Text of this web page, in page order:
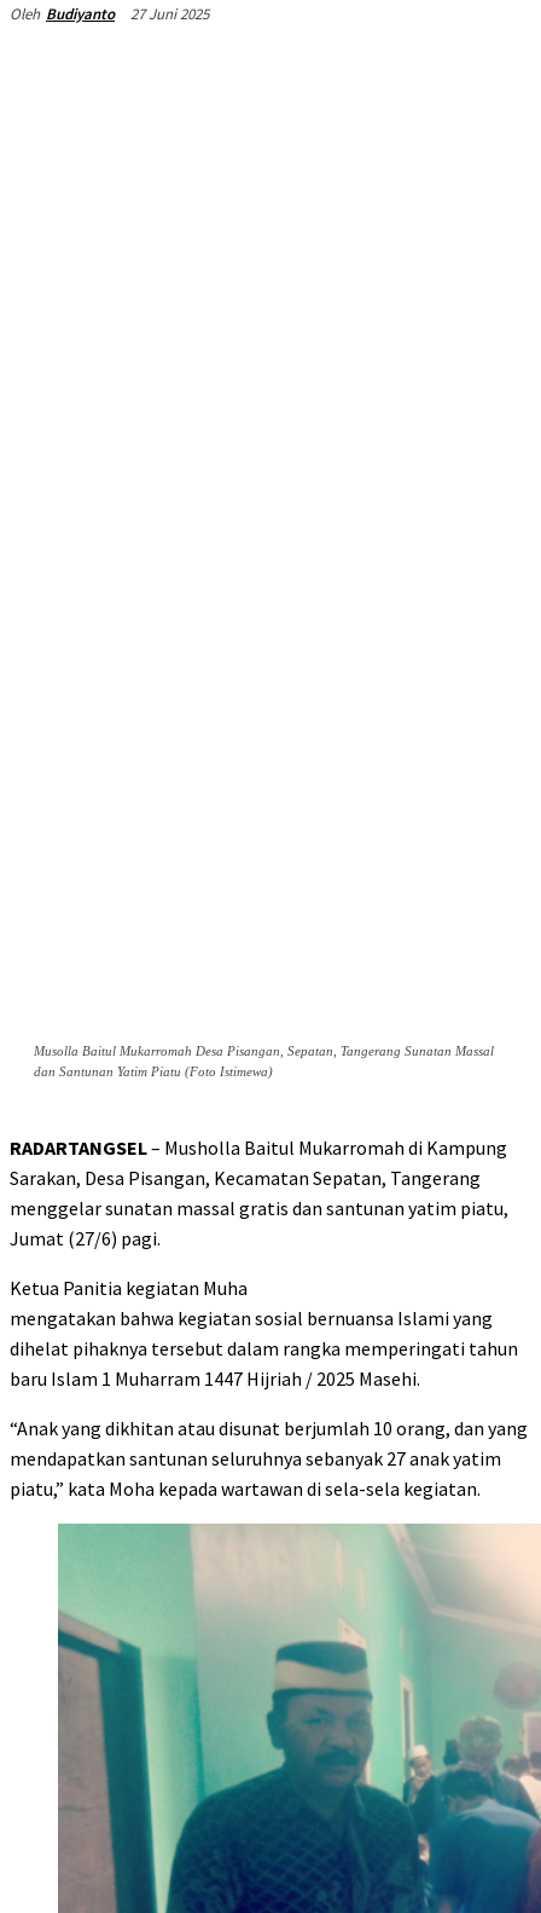
Oleh Budiyanto 27 Juni 2025
Musolla Baitul Mukarromah Desa Pisangan, Sepatan, Tangerang Sunatan Massal
dan Santunan Yatim Piatu (Foto Istimewa)
RADARTANGSEL– Musholla Baitul Mukarromah di Kampung
Sarakan, Desa Pisangan, Kecamatan Sepatan, Tangerang
menggelar sunatan massal gratis dan santunan yatim piatu,
Jumat (27/6) pagi.
Ketua Panitia kegiatan Muha
mengatakan bahwa kegiatan sosial bernuansa Islami yang
dihelat pihaknya tersebut dalam rangka memperingati tahun
baru Islam 1 Muharram 1447 Hijriah / 2025 Masehi.
“Anak yang dikhitan atau disunat berjumlah 10 orang, dan yang
mendapatkan santunan seluruhnya sebanyak 27 anak yatim
piatu,” kata Moha kepada wartawan di sela-sela kegiatan.